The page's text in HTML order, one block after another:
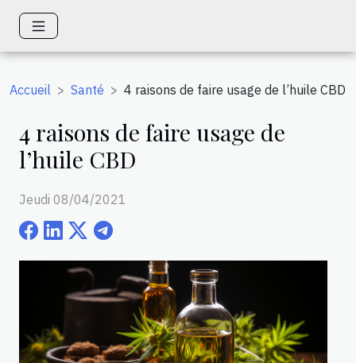
Accueil Santé 4 raisons de faire usage de l’huile CBD
4 raisons de faire usage de
l’huile CBD
Jeudi 08/04/2021